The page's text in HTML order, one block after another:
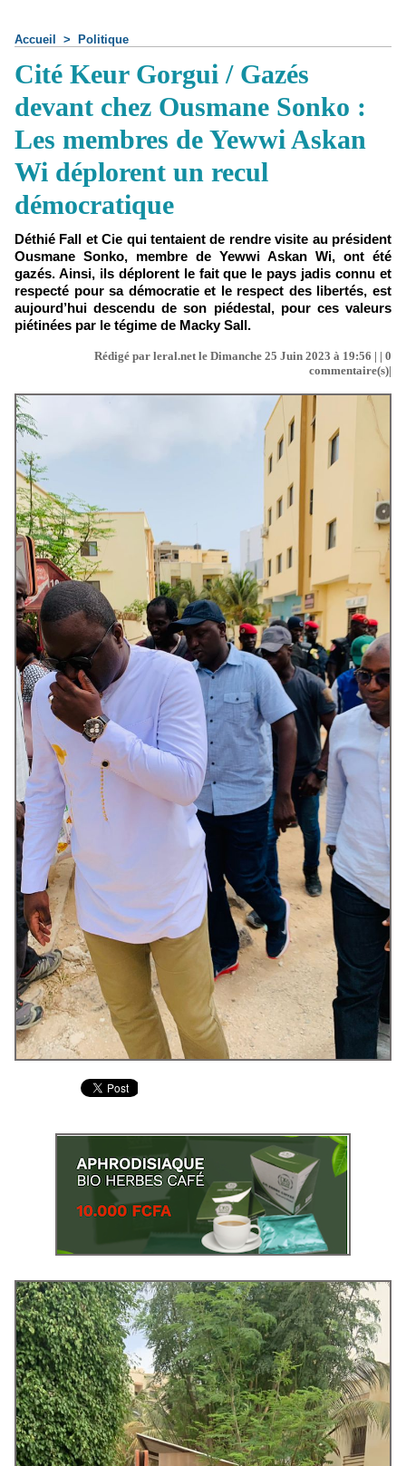
Accueil > Politique
Cité Keur Gorgui / Gazés
devant chez Ousmane Sonko :
Les membres de Yewwi Askan
Wi déplorent un recul
démocratique
Déthié Fall et Cie qui tentaient de rendre visite au président
Ousmane Sonko, membre de Yewwi Askan Wi, ont été
gazés. Ainsi, ils déplorent le fait que le pays jadis connu et
respecté pour sa démocratie et le respect des libertés, est
aujourd’hui descendu de son piédestal, pour ces valeurs
piétinées par le tégime de Macky Sall.
Rédigé par leral.net le Dimanche 25 Juin 2023 à 19:56 | | 0
commentaire(s)|